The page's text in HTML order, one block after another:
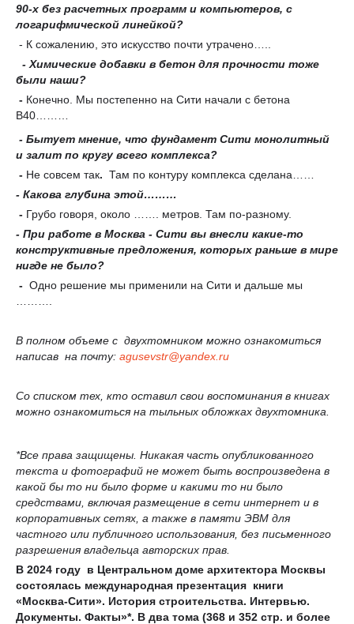
90-х без расчетных программ и компьютеров, с
логарифмической линейкой?
- К сожалению, это искусство почти утрачено…..
- Химические добавки в бетон для прочности тоже
были наши?
- Конечно. Мы постепенно на Сити начали с бетона
B40………
- Бытует мнение, что фундамент Сити монолитный
и залит по кругу всего комплекса?
- Не совсем так. Там по контуру комплекса сделана……
- Какова глубина этой………
- Грубо говоря, около ……. метров. Там по-разному.
- При работе в Москва - Сити вы внесли какие-то
конструктивные предложения, которых раньше в мире
нигде не было?
- Одно решение мы применили на Сити и дальше мы
В полном объеме с двухтомником можно ознакомиться
написав на почту: agusevstr@yandex ru
Со списком тех, кто оставил свои воспоминания в книгах
можно ознакомиться на тыльных обложках двухтомника.
*Все права защищены. Никакая часть опубликованного
текста и фотографий не может быть воспроизведена в
какой бы то ни было форме и какими то ни было
средствами, включая размещение в сети интернет и в
корпоративных сетях, а также в памяти ЭВМ для
частного или публичного использования, без письменного
разрешения владельца авторских прав.
В 2024 году в Центральном доме архитектора Москвы
состоялась международная презентация книги
«Москва-Сити». История строительства. Интервью.
Документы. Факты»*. В два тома (368 и 352 стр. и более